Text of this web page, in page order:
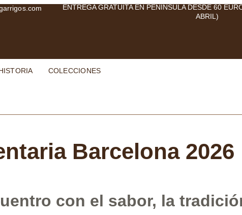
ENTREGA GRATUITA EN PENÍNSULA DESDE 60
ABRIL)
COLECCIONES
Barcelona 2026
con el sabor, la